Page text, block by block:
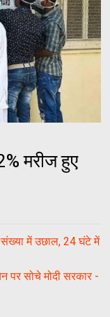
मरीज हुए
संख्या में उछाल, 24 घंटे में
पर सोचे मोदी सरकार -